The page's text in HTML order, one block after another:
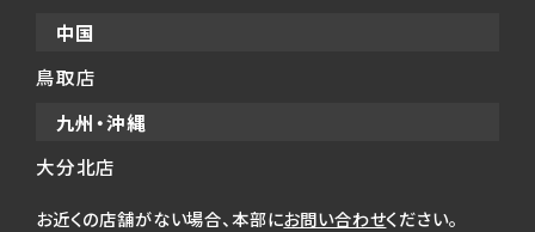
中国
鳥取店
九州・沖縄
大分北店
お近くの店舗がない場合、本部にお問い合わせください。